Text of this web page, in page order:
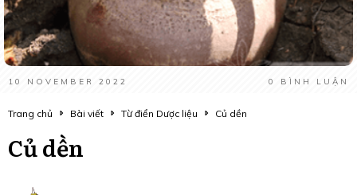
10 NOVEMBER 2022 0 BÌNH LUẬN
Trang chủ Bài viết Từ điển Dược liệu Củ dền
Củ dền